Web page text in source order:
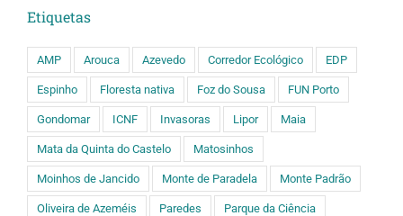
Etiquetas
AMP Arouca Azevedo Corredor Ecológico EDP
Espinho Floresta nativa Foz do Sousa FUN Porto
Gondomar ICNF Invasoras Lipor Maia
Mata da Quinta do Castelo Matosinhos
Moinhos de Jancido Monte de Paradela Monte Padrão
Oliveira de Azeméis Paredes Parque da Ciência